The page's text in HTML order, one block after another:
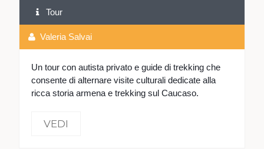
Tour
Valeria Salvai
Un tour con autista privato e guide di trekking che
consente di alternare visite culturali dedicate alla
ricca storia armena e trekking sul Caucaso.
VEDI